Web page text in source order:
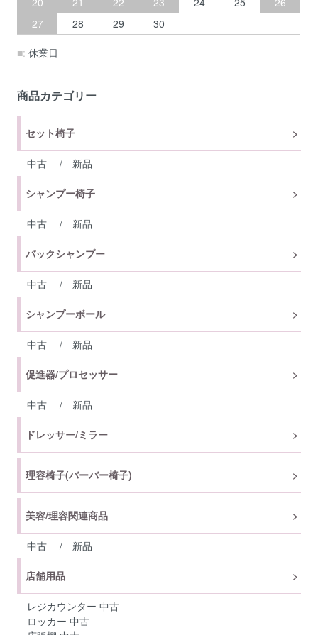
27
28 29 30
■: 休業日
商品カテゴリー
セット椅子
中古 / 新品
シャンプー椅子
中古 / 新品
バックシャンプー
中古 / 新品
シャンプーボール
中古 / 新品
促進器/プロセッサー
中古 / 新品
ドレッサー/ミラー
理容椅子(バーバー椅子)
美容/理容関連商品
中古 / 新品
店舗用品
レジカウンター 中古
ロッカー 中古